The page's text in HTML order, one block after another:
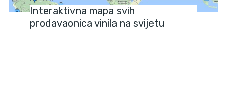
Interaktivna mapa svih
prodavaonica vinila na svijetu